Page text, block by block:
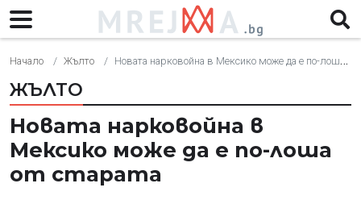
Начало Жълто Новата нарковойна в Мексико може да е по-лоша от старата
ЖЪЛТО
Новата нарковойна в
Мексико може да е по-лоша
от старата